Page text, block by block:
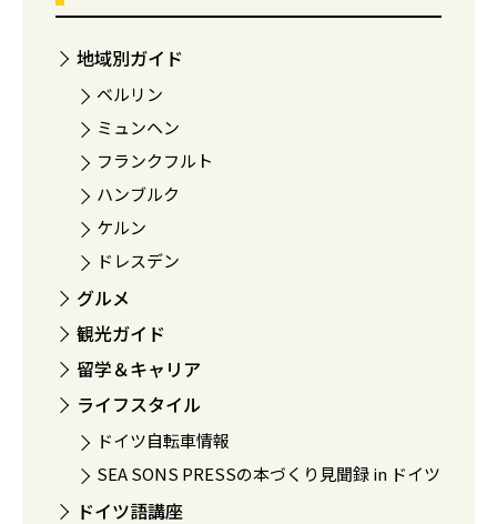
地域別ガイド
ベルリン
ミュンヘン
フランクフルト
ハンブルク
ケルン
ドレスデン
グルメ
観光ガイド
留学＆キャリア
ライフスタイル
ドイツ自転車情報
SEA SONS PRESSの本づくり見聞録 in ドイツ
ドイツ語講座